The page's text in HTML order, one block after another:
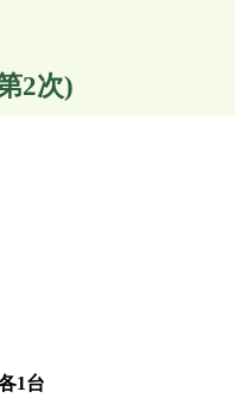
2次)
1台